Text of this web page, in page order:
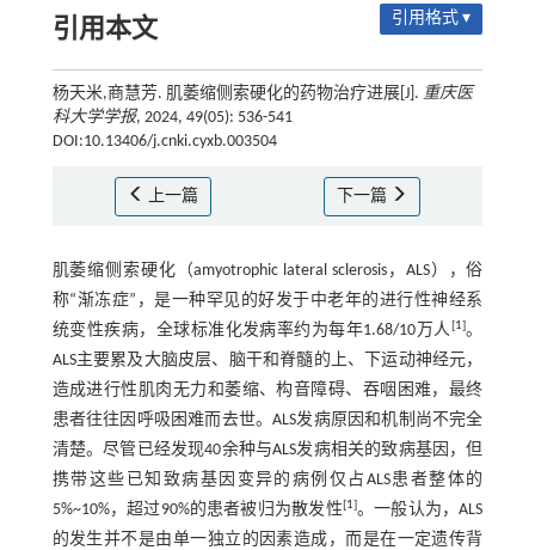
引用本文 引用格式 ▾
杨天米,商慧芳. 肌萎缩侧索硬化的药物治疗进展[J]. 重庆医
科大学学报, 2024, 49(05): 536-541
DOI:10.13406/j.cnki.cyxb.003504
上一篇 下一篇
肌萎缩侧索硬化（amyotrophic lateral sclerosis，ALS），俗
称“渐冻症”，是一种罕见的好发于中老年的进行性神经系
统变性疾病，全球标准化发病率约为每年1.68/10万人 [1]。
ALS主要累及大脑皮层、脑干和脊髓的上、下运动神经元，
造成进行性肌肉无力和萎缩、构音障碍、吞咽困难，最终
患者往往因呼吸困难而去世。ALS发病原因和机制尚不完全
清楚。尽管已经发现40余种与ALS发病相关的致病基因，但
携带这些已知致病基因变异的病例仅占ALS患者整体的
5%~10%，超过90%的患者被归为散发性[1]。一般认为，ALS
的发生并不是由单一独立的因素造成，而是在一定遗传背